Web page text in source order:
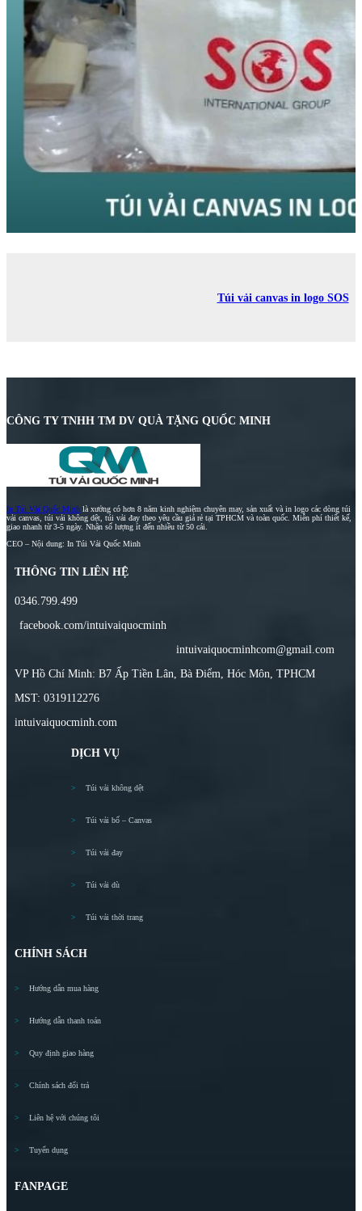
Túi vải canvas in logo SOS
CÔNG TY TNHH TM DV QUÀ TẶNG QUỐC MINH
In Túi Vải Quốc Minh là xưởng có hơn 8 năm kinh nghiệm chuyên may, sản xuất và in logo các dòng túi
vải canvas, túi vải không dệt, túi vải đay theo yêu cầu giá rẻ tại TPHCM và toàn quốc. Miễn phí thiết kế,
giao nhanh từ 3-5 ngày. Nhận số lượng ít đến nhiều từ 50 cái.
CEO – Nội dung: In Túi Vải Quốc Minh
THÔNG TIN LIÊN HỆ
0346.799.499
facebook.com/intuivaiquocminh
intuivaiquocminhcom@gmail.com
VP Hồ Chí Minh: B7 Ấp Tiền Lân, Bà Điểm, Hóc Môn, TPHCM
MST: 0319112276
intuivaiquocminh.com
DỊCH VỤ
Túi vải không dệt
Túi vải bố – Canvas
Túi vải đay
Túi vải dù
Túi vải thời trang
CHÍNH SÁCH
Hướng dẫn mua hàng
Hướng dẫn thanh toán
Quy định giao hàng
Chính sách đổi trả
Liên hệ với chúng tôi
Tuyển dụng
FANPAGE